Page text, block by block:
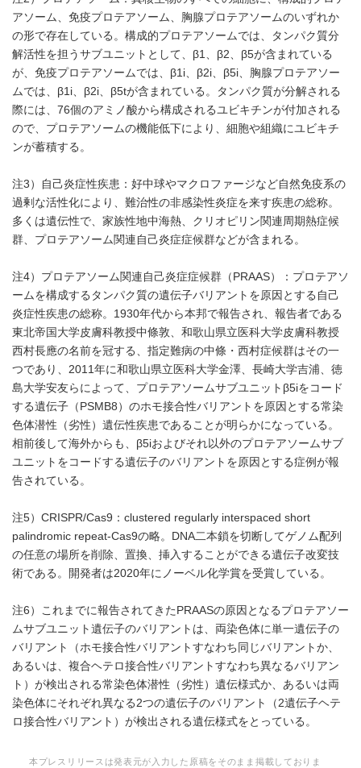
アソーム、免疫プロテアソーム、胸腺プロテアソームのいずれか
の形で存在している。構成的プロテアソームでは、タンパク質分
解活性を担うサブユニットとして、β1、β2、β5が含まれている
が、免疫プロテアソームでは、β1i、β2i、β5i、胸腺プロテアソー
ムでは、β1i、β2i、β5tが含まれている。タンパク質が分解される
際には、76個のアミノ酸から構成されるユビキチンが付加される
ので、プロテアソームの機能低下により、細胞や組織にユビキチ
ンが蓄積する。
注3）自己炎症性疾患：好中球やマクロファージなど自然免疫系の
過剰な活性化により、難治性の非感染性炎症を来す疾患の総称。
多くは遺伝性で、家族性地中海熱、クリオピリン関連周期熱症候
群、プロテアソーム関連自己炎症症候群などが含まれる。
注4）プロテアソーム関連自己炎症症候群（PRAAS）：プロテアソ
ームを構成するタンパク質の遺伝子バリアントを原因とする自己
炎症性疾患の総称。1930年代から本邦で報告され、報告者である
東北帝国大学皮膚科教授中條敦、和歌山県立医科大学皮膚科教授
西村長應の名前を冠する、指定難病の中條・西村症候群はその一
つであり、2011年に和歌山県立医科大学金澤、長崎大学吉浦、徳
島大学安友らによって、プロテアソームサブユニットβ5iをコード
する遺伝子（PSMB8）のホモ接合性バリアントを原因とする常染
色体潜性（劣性）遺伝性疾患であることが明らかになっている。
相前後して海外からも、β5iおよびそれ以外のプロテアソームサブ
ユニットをコードする遺伝子のバリアントを原因とする症例が報
告されている。
注5）CRISPR/Cas9：clustered regularly interspaced short
palindromic repeat-Cas9の略。DNA二本鎖を切断してゲノム配列
の任意の場所を削除、置換、挿入することができる遺伝子改変技
術である。開発者は2020年にノーベル化学賞を受賞している。
注6）これまでに報告されてきたPRAASの原因となるプロテアソー
ムサブユニット遺伝子のバリアントは、両染色体に単一遺伝子の
バリアント（ホモ接合性バリアントすなわち同じバリアントか、
あるいは、複合ヘテロ接合性バリアントすなわち異なるバリアン
ト）が検出される常染色体潜性（劣性）遺伝様式か、あるいは両
染色体にそれぞれ異なる2つの遺伝子のバリアント（2遺伝子ヘテ
ロ接合性バリアント）が検出される遺伝様式をとっている。
本プレスリリースは発表元が入力した原稿をそのまま掲載しておりま